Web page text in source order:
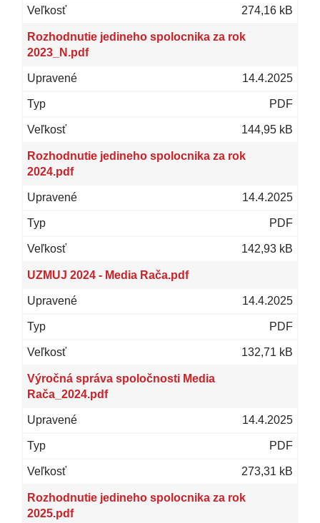
274,16 kB
Rozhodnutie jedineho spolocnika za rok
2023_N.pdf
14.4.2025
PDF
144,95 kB
Rozhodnutie jedineho spolocnika za rok
2024.pdf
14.4.2025
PDF
142,93 kB
UZMUJ 2024 - Media Rača.pdf
14.4.2025
PDF
132,71 kB
Výročná správa spoločnosti Media
Rača_2024.pdf
14.4.2025
PDF
273,31 kB
Rozhodnutie jedineho spolocnika za rok
2025.pdf